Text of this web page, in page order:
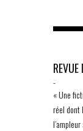
REVUE
-
« Une
réel dont